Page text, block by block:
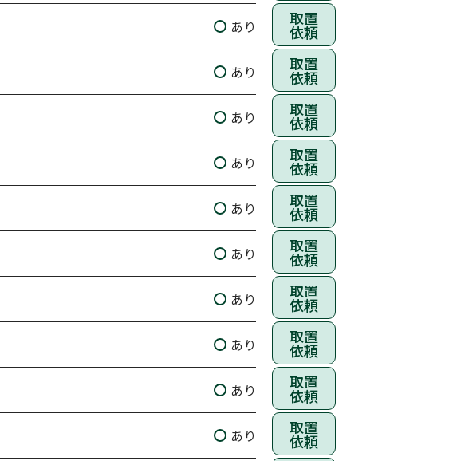
あり 取置
依頼
あり 取置
依頼
あり 取置
依頼
あり 取置
依頼
あり 取置
依頼
あり 取置
依頼
あり 取置
依頼
あり 取置
依頼
あり 取置
依頼
あり 取置
依頼